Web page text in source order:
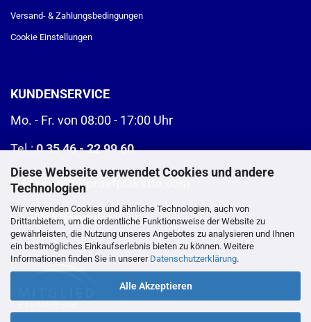
Diese Webseite verwendet Cookies und andere
Technologien
Wir verwenden Cookies und ähnliche Technologien, auch von
Drittanbietern, um die ordentliche Funktionsweise der Website zu
gewährleisten, die Nutzung unseres Angebotes zu analysieren und Ihnen
ein bestmögliches Einkaufserlebnis bieten zu können. Weitere
Informationen finden Sie in unserer Datenschutzerklärung.
Alle Akzeptieren
Versand- & Zahlungsbedingungen
Cookie Einstellungen
KUNDENSERVICE
Mo. - Fr. von 08:00 - 17:00 Uhr
Tel.:0 35 46 - 22 99 60
E-Mail:info@pruefplakette.com
>Kontaktformular